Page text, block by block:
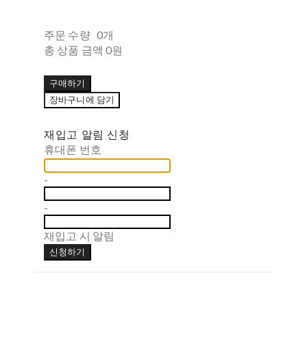
주문 수량 0개
총 상품 금액 0원
구매하기
장바구니에 담기
재입고 알림 신청
휴대폰 번호
-
-
재입고 시 알림
신청하기